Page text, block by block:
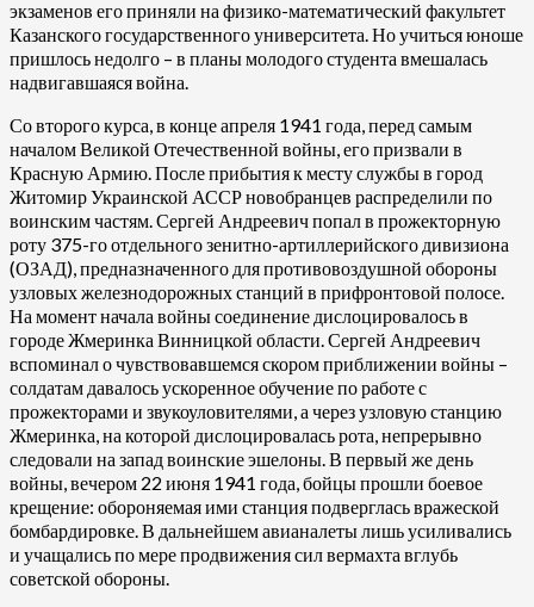
экзаменов его приняли на физико-математический факультет
Казанского государственного университета. Но учиться юноше
пришлось недолго – в планы молодого студента вмешалась
надвигавшаяся война.
Со второго курса, в конце апреля 1941 года, перед самым
началом Великой Отечественной войны, его призвали в
Красную Армию. После прибытия к месту службы в город
Житомир Украинской АССР новобранцев распределили по
воинским частям. Сергей Андреевич попал в прожекторную
роту 375-го отдельного зенитно-артиллерийского дивизиона
(ОЗАД), предназначенного для противовоздушной обороны
узловых железнодорожных станций в прифронтовой полосе.
На момент начала войны соединение дислоцировалось в
городе Жмеринка Винницкой области. Сергей Андреевич
вспоминал о чувствовавшемся скором приближении войны –
солдатам давалось ускоренное обучение по работе с
прожекторами и звукоуловителями, а через узловую станцию
Жмеринка, на которой дислоцировалась рота, непрерывно
следовали на запад воинские эшелоны. В первый же день
войны, вечером 22 июня 1941 года, бойцы прошли боевое
крещение: обороняемая ими станция подверглась вражеской
бомбардировке. В дальнейшем авианалеты лишь усиливались
и учащались по мере продвижения сил вермахта вглубь
советской обороны.